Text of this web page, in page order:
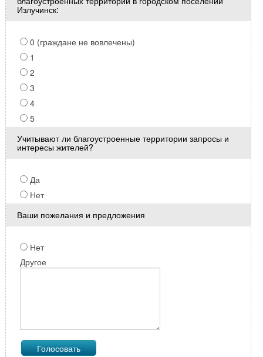
Излучинск:
0 (граждане не вовлечены)
1
2
3
4
5
Учитывают ли благоустроенные территории запросы и
интересы жителей?
Да
Нет
Ваши пожелания и предложения
Нет
Другое